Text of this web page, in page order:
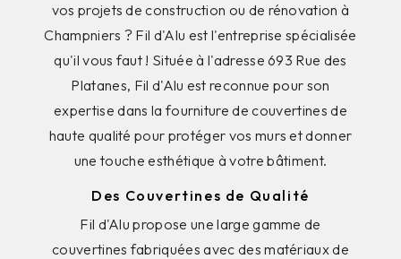
vos projets de construction ou de rénovation à
Champniers ? Fil d'Alu est l'entreprise spécialisée
qu'il vous faut ! Située à l'adresse 693 Rue des
Platanes, Fil d'Alu est reconnue pour son
expertise dans la fourniture de couvertines de
haute qualité pour protéger vos murs et donner
une touche esthétique à votre bâtiment.
Des Couvertines de Qualité
Fil d'Alu propose une large gamme de
couvertines fabriquées avec des matériaux de